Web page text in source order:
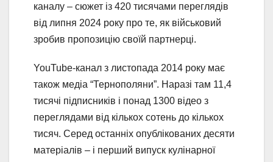
каналу – сюжет із 420 тисячами переглядів
від липня 2024 року про те, як військовий
зробив пропозицію своїй партнерці.
YouTube-канал з листопада 2014 року має
також медіа “Тернополяни”. Наразі там 11,4
тисячі підписників і понад 1300 відео з
переглядами від кількох сотень до кількох
тисяч. Серед останніх опублікованих десяти
матеріалів – і перший випуск кулінарної